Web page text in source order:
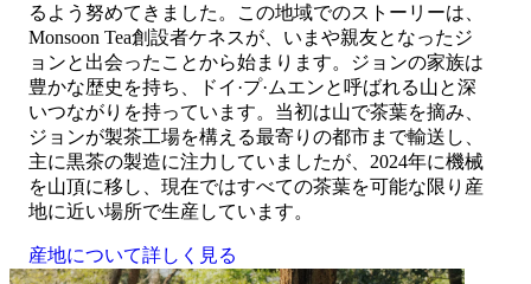
るよう努めてきました。この地域でのストーリーは、
Monsoon Tea創設者ケネスが、いまや親友となったジ
ョンと出会ったことから始まります。ジョンの家族は
豊かな歴史を持ち、ドイ·プ·ムエンと呼ばれる山と深
いつながりを持っています。当初は山で茶葉を摘み、
ジョンが製茶工場を構える最寄りの都市まで輸送し、
主に黒茶の製造に注力していましたが、 2024年に機械
を山頂に移し、現在ではすべての茶葉を可能な限り産
地に近い場所で生産しています。
産地について詳しく見る